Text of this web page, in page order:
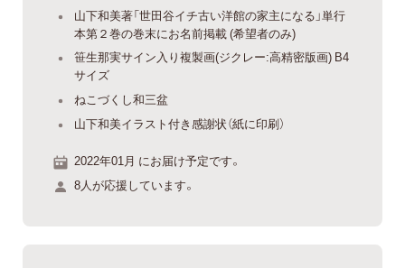
山下和美著「世田谷イチ古い洋館の家主になる」単行
本第２巻の巻末にお名前掲載 (希望者のみ)
笹生那実サイン入り複製画(ジクレー:高精密版画) B4
サイズ
ねこづくし和三盆
山下和美イラスト付き感謝状（紙に印刷）
2022年01月 にお届け予定です。
8人が応援しています。